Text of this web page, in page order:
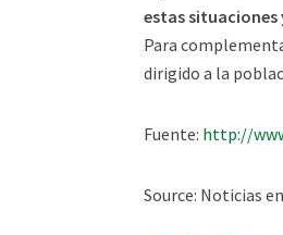
estas situaciones
Para
dirigido a la
Fuente: http://
Source: Noticias